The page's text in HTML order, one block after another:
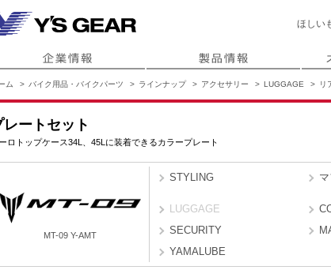
ほしい
ム バイク用品・バイクパーツ ラインナップ アクセサリー LUGGAGE リ
レートセット
ロトップケース34L、45Lに装着できるカラープレート
MT-09 Y-AMT
STYLING
LUGGAGE
SECURITY
YAMALUBE